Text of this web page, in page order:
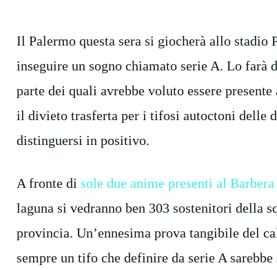
Il Palermo questa sera si giocherà allo stadio
inseguire un sogno chiamato serie A. Lo
parte dei quali avrebbe voluto essere
il divieto trasferta per i tifosi autoctoni delle
distinguersi in positivo.
A fronte di sole due anime presenti al Barbera
laguna si vedranno ben 303 sostenitori della
provincia. Un’ennesima prova tangibile del
sempre un tifo che definire da serie A